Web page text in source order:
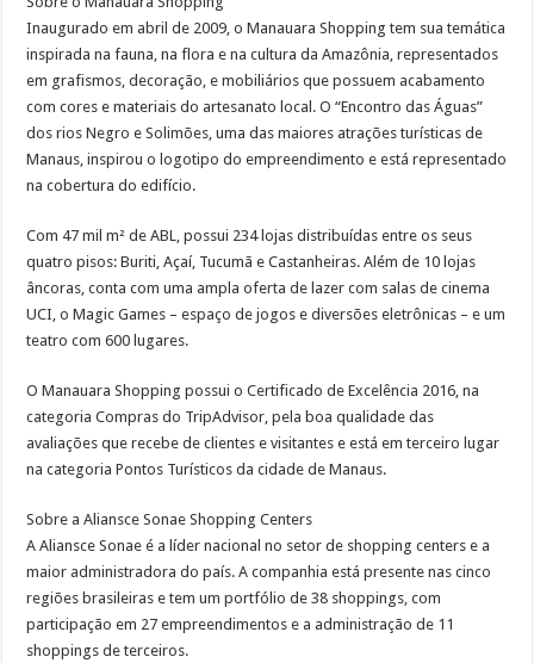
Inaugurado em abril de 2009, o Manauara Shopping tem sua temática
inspirada na fauna, na flora e na cultura da Amazônia, representados
em grafismos, decoração, e mobiliários que possuem acabamento
com cores e materiais do artesanato local. O “Encontro das Águas”
dos rios Negro e Solimões, uma das maiores atrações turísticas de
Manaus, inspirou o logotipo do empreendimento e está representado
na cobertura do edifício.
Com 47 mil m² de ABL, possui 234 lojas distribuídas entre os seus
quatro pisos: Buriti, Açaí, Tucumã e Castanheiras. Além de 10 lojas
âncoras, conta com uma ampla oferta de lazer com salas de cinema
UCI, o Magic Games – espaço de jogos e diversões eletrônicas – e um
teatro com 600 lugares.
O Manauara Shopping possui o Certificado de Excelência 2016, na
categoria Compras do TripAdvisor, pela boa qualidade das
avaliações que recebe de clientes e visitantes e está em terceiro lugar
na categoria Pontos Turísticos da cidade de Manaus.
Sobre a Aliansce Sonae Shopping Centers
A Aliansce Sonae é a líder nacional no setor de shopping centers e a
maior administradora do país. A companhia está presente nas cinco
regiões brasileiras e tem um portfólio de 38 shoppings, com
participação em 27 empreendimentos e a administração de 11
shoppings de terceiros.